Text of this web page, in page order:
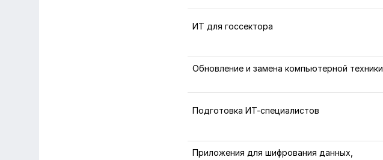
ИТ для госсектора
Обновление и замена компьютерной техники
Подготовка ИТ-специалистов
Приложения для шифрования данных,